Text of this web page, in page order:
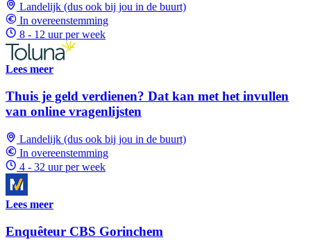
Landelijk (dus ook bij jou in de buurt)
In overeenstemming
8 - 12 uur per week
Lees meer
Thuis je geld verdienen? Dat kan met het invullen
van online vragenlijsten
Landelijk (dus ook bij jou in de buurt)
In overeenstemming
4 - 32 uur per week
Lees meer
Enquêteur CBS Gorinchem